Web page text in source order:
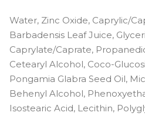
Water, Zinc Oxide, Caprylic/
Barbadensis Leaf Juice,
Caprylate/Caprate,
Cetearyl Alcohol, Coco-
Pongamia Glabra Seed Oil,
Behenyl Alcohol,
Isostearic Acid, Lecithin,